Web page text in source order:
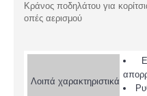
Κράνος ποδηλάτου για
οπές αερισμού
Λοιπά χαρακτηριστικά